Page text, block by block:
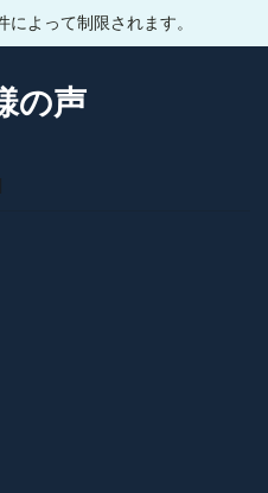
よって制限されます。
の声